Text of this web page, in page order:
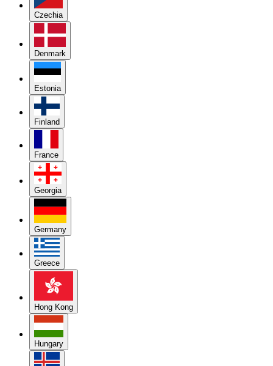
Czechia
Denmark
Estonia
Finland
France
Georgia
Germany
Greece
Hong Kong
Hungary